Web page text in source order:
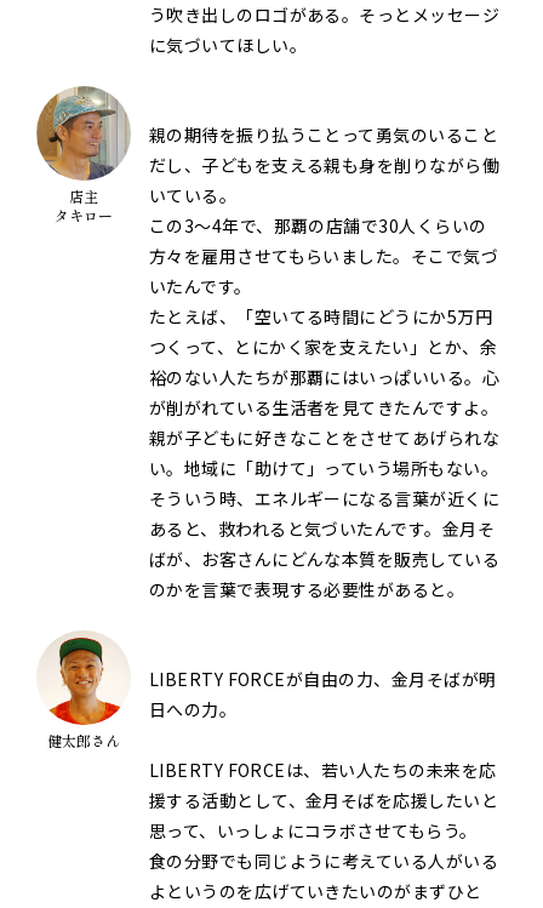
う吹き出しのロゴがある。そっとメッセージ
に気づいてほしい。
店主
タキロー
親の期待を振り払うことって勇気のいること
だし、子どもを支える親も身を削りながら働
いている。
この3～4年で、那覇の店舗で30人くらいの
方々を雇用させてもらいました。そこで気づ
いたんです。
たとえば、「空いてる時間にどうにか5万円
つくって、とにかく家を支えたい」とか、余
裕のない人たちが那覇にはいっぱいいる。心
が削がれている生活者を見てきたんですよ。
親が子どもに好きなことをさせてあげられな
い。地域に「助けて」っていう場所もない。
そういう時、エネルギーになる言葉が近くに
あると、救われると気づいたんです。金月そ
ばが、お客さんにどんな本質を販売している
のかを言葉で表現する必要性があると。
健太郎さん
LIBERTY FORCEが自由の力、金月そばが明
日への力。
LIBERTY FORCEは、若い人たちの未来を応
援する活動として、金月そばを応援したいと
思って、いっしょにコラボさせてもらう。
食の分野でも同じように考えている人がいる
よというのを広げていきたいのがまずひと